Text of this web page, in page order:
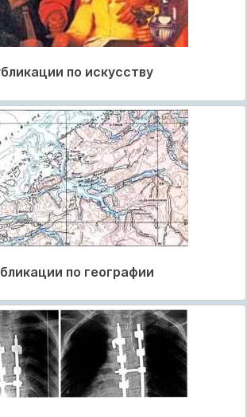
по искусству
по географии